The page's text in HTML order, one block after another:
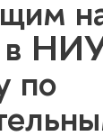
в
по